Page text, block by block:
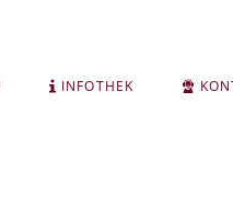
INFOTHEK